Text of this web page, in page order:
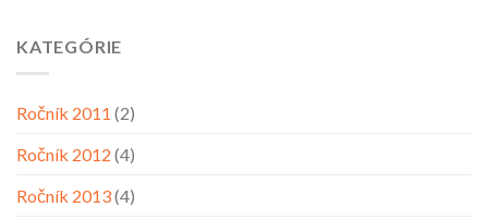
KATEGÓRIE
Ročník 2011 (2)
Ročník 2012 (4)
Ročník 2013(4)